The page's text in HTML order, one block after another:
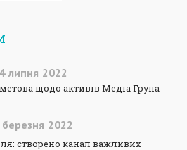
липня 2022
щодо активів Медіа Група
березня 2022
створено канал важливих